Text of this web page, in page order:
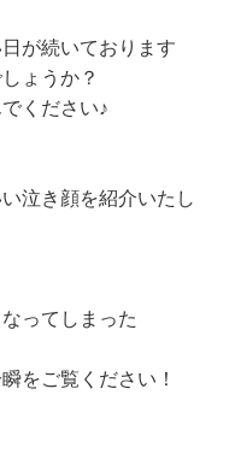
が続いております
ょうか？
ください♪
泣き顔を紹介いたし
ってしまった
をご覧ください！